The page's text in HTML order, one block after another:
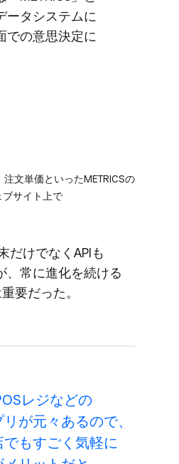
ータシステムに​
での​意思決定に​
文単価と​いった​METRICSの​
ブサイト上で
だけでなく​APIも​
、​常に​進化を​続ける​
要だった。
レジなどの​
が​元々あるので、​
も​すごく​気軽に​